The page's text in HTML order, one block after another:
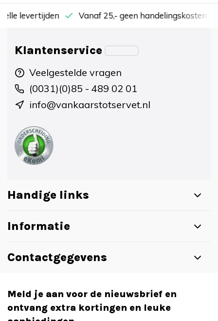
levertijden Vanaf 25,- geen handelingskosten
Klantenservice
Veelgestelde vragen
(0031)(0)85 - 489 02 01
info@vankaarstotservet.nl
Handige links
Informatie
Contactgegevens
Meld je aan voor de nieuwsbrief en
ontvang extra kortingen en leuke